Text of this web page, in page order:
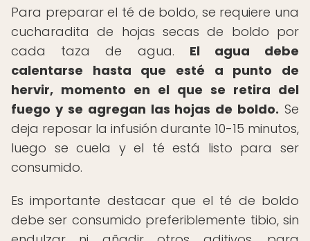
Para preparar el té de boldo, se requiere una
cucharadita de hojas secas de boldo por
cada taza de agua. El agua debe
calentarse hasta que esté a punto de
hervir, momento en el que se retira del
fuego y se agregan las hojas de boldo. Se
deja reposar la infusión durante 10-15 minutos,
luego se cuela y el té está listo para ser
consumido.
Es importante destacar que el té de boldo
debe ser consumido preferiblemente tibio, sin